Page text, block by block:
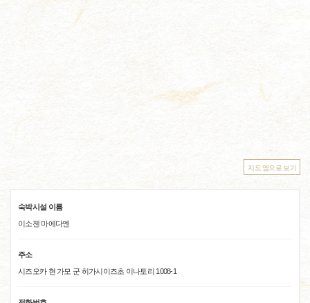
지도 앱으로 보기
숙박시설 이름
이소젠 마에다엔
주소
시즈오카 현 가모 군 히가시이즈초 이나토리 1008-1